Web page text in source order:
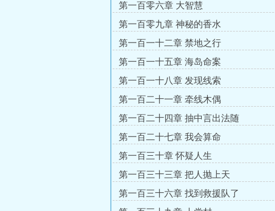
第一百零六章 大智慧
第一百零九章 神秘的香水
第一百一十二章 禁地之行
第一百一十五章 海岛命案
第一百一十八章 发现线索
第一百二十一章 牵线木偶
第一百二十四章 抽中言出法随
第一百二十七章 我会算命
第一百三十章 怀疑人生
第一百三十三章 把人抛上天
第一百三十六章 找到救援队了